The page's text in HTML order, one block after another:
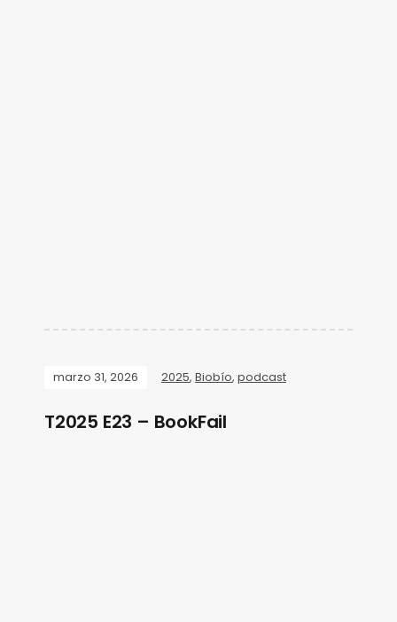
marzo 31, 2026 2025, Biobío, podcast
T2025 E23 – BookFail